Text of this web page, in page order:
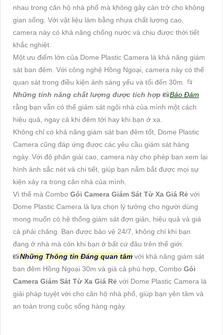
nhau trong căn hộ nhà phố mà không gây cản trở cho không
gian sống. Với vật liệu làm bằng nhựa chất lượng cao,
camera này có khả năng chống nước và chịu được thời tiết
khắc nghiệt.
Một ưu điểm lớn của Dome Plastic Camera là khả năng giám
sát ban đêm. Với công nghệ Hồng Ngoại, camera này có thể
quan sát trong điều kiện ánh sáng yếu và tối đến 30m. 📂
Những tính năng chất lượng được tích hợp 📸Bảo Đảm
rằng bạn vẫn có thể giám sát ngôi nhà của mình một cách
hiệu quả, ngay cả khi đêm tới hay khi bạn ở xa.
Không chỉ có khả năng giám sát ban đêm tốt, Dome Plastic
Camera cũng đáp ứng được các yêu cầu giám sát hàng
ngày. Với độ phân giải cao, camera này cho phép bạn xem lại
hình ảnh sắc nét và chi tiết, giúp bạn nắm bắt được mọi sự
kiện xảy ra trong căn nhà của mình.
Vì thế mà Combo Gói Camera Giám Sát Từ Xa Giá Rẻ với
Dome Plastic Camera là lựa chọn lý tưởng cho người dùng
mong muốn có hệ thống giám sát đơn giản, hiệu quả và giá
cả phải chăng. Bạn được bảo vệ 24/7, không chỉ khi bạn
đang ở nhà mà còn khi bạn ở bất cứ đâu trên thế giới.
📸Những Thông tin Đáng quan tâm với khả năng giám sát
ban đêm Hồng Ngoại 30m và giá cả phù hợp, Combo Gói
Camera Giám Sát Từ Xa Giá Rẻ với Dome Plastic Camera là
giải pháp tuyệt vời cho căn hộ nhà phố, giúp bạn yên tâm và
an toàn trong cuộc sống hàng ngày.